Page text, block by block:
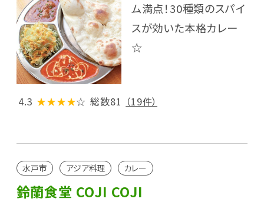
ム満点！30種類のスパイ
スが効いた本格カレー
☆
4.3 ★★★★☆ 総数81 （19件）
水戸市 アジア料理 カレー
鈴蘭食堂 COJI COJI